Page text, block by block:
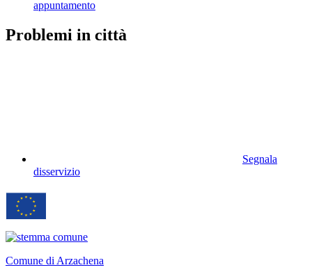
appuntamento
Problemi in città
Segnala
disservizio
Comune di Arzachena